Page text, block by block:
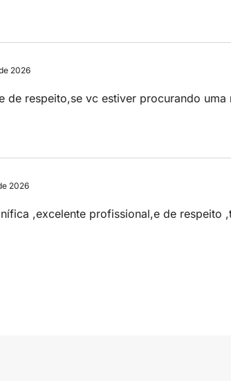
2026
de respeito,se vc estiver procurando
2026
,excelente profissional,e de respeito